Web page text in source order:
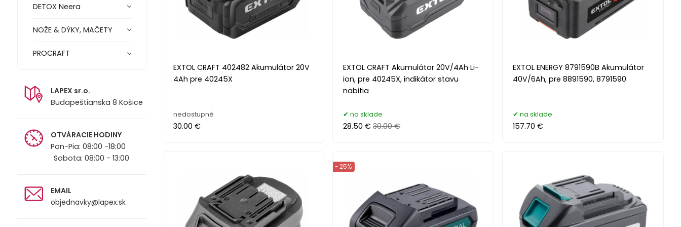
DETOX Neera
NOŽE & DÝKY, MAČETY
PROCRAFT
LAPEX sr.o.
Budapeštianska 8 Košice
OTVÁRACIE HODINY
Pon-Pia: 08:00 -18:00
Sobota: 08:00 - 13:00
EMAIL
objednavky@lapex.sk
EXTOL CRAFT 402482 Akumulátor 20V
4Ah pre 40245X
nedostupné
30.00 €
EXTOL CRAFT Akumulátor 20V/4Ah Li-
ion, pre 40245X, indikátor stavu
nabitia
na sklade
28.50 € 30.00 €
EXTOL ENERGY 8791590B Akumulátor
40V/6Ah, pre 8891590, 8791590
na sklade
157.70 €
- 25%